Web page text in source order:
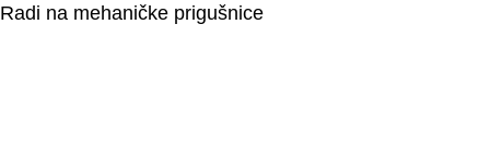
Radi na mehaničke prigušnice